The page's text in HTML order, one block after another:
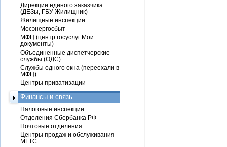
Дирекции единого заказчика
(ДЕЗы, ГБУ Жилищник)
Жилищные инспекции
Мосэнергосбыт
МФЦ (центр госуслуг Мои
документы)
Объединенные диспетчерские
службы (ОДС)
Службы одного окна (переехали в
МФЦ)
Центры приватизации
Финансы и связь
Налоговые инспекции
Отделения Сбербанка РФ
Почтовые отделения
Центры продаж и обслуживания
МГТС